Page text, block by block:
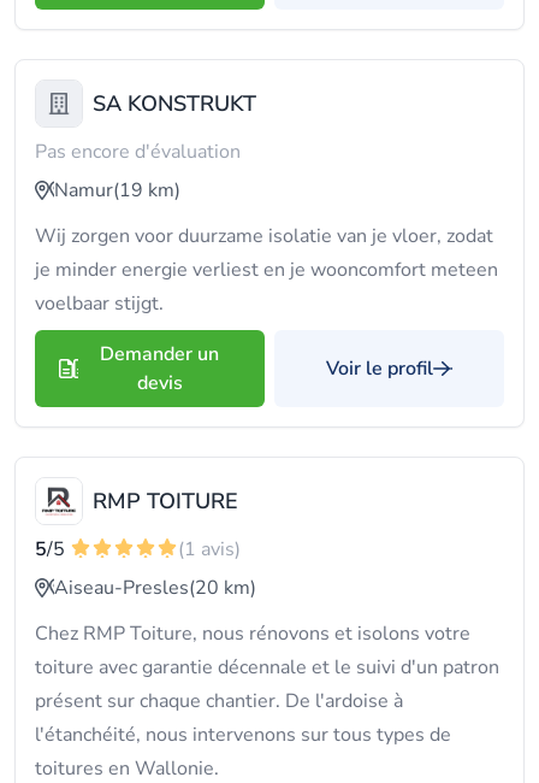
SA KONSTRUKT
Pas encore d'évaluation
Namur(19 km)
Wij zorgen voor duurzame isolatie van je vloer, zodat
je minder energie verliest en je wooncomfort meteen
voelbaar stijgt.
Demander un
devis
Voir le profil
RMP TOITURE
5/5
(1 avis)
Aiseau-Presles(20 km)
Chez RMP Toiture, nous rénovons et isolons votre
toiture avec garantie décennale et le suivi d'un patron
présent sur chaque chantier. De l'ardoise à
l'étanchéité, nous intervenons sur tous types de
toitures en Wallonie.